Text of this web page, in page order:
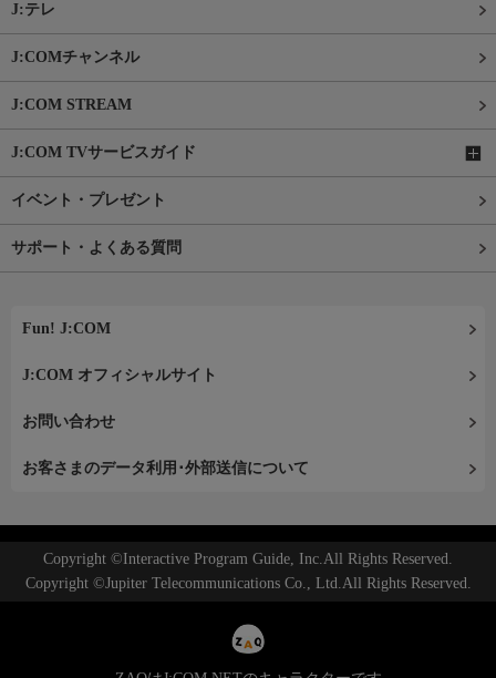
J:テレ
J:COMチャンネル
J:COM STREAM
J:COM TVサービスガイド
イベント・プレゼント
サポート・よくある質問
Fun! J:COM
J:COM オフィシャルサイト
お問い合わせ
お客さまのデータ利用･外部送信について
Copyright ©Interactive Program Guide, Inc.All Rights Reserved.
Copyright ©Jupiter Telecommunications Co., Ltd.All Rights Reserved.